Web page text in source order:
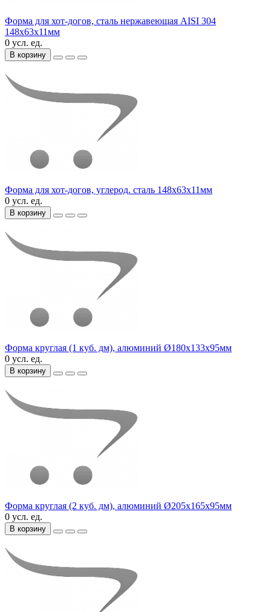
Форма для хот-догов, сталь нержавеющая AISI 304
148х63х11мм
0 усл. ед.
В корзину
Форма для хот-догов, углерод. сталь 148х63х11мм
0 усл. ед.
В корзину
Форма круглая (1 куб. дм), алюминий Ø180х133х95мм
0 усл. ед.
В корзину
Форма круглая (2 куб. дм), алюминий Ø205х165х95мм
0 усл. ед.
В корзину